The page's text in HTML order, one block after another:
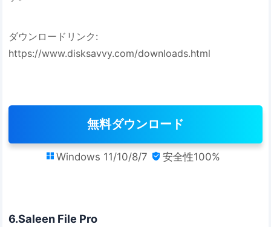
ダウンロードリンク:
https://www.disksavvy.com/downloads.html
無料ダウンロード
 Windows 11/10/8/7  安全性100%
6.Saleen File Pro